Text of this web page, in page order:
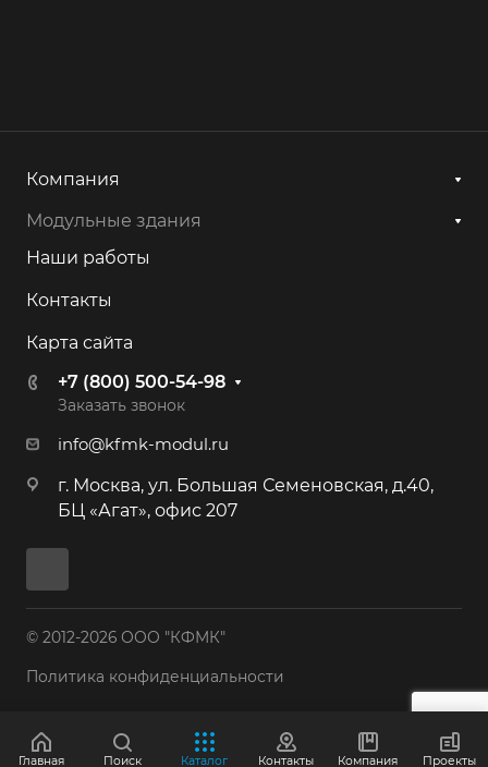
Компания
Модульные здания
Наши работы
Контакты
Карта сайта
+7 (800) 500-54-98
Заказать звонок
info@kfmk-modul.ru
г. Москва, ул. Большая Семеновская, д.40,
БЦ «Агат», офис 207
© 2012-2026 ООО "КФМК"
Политика конфиденциальности
Главная Поиск Каталог Контакты Компания Проекты